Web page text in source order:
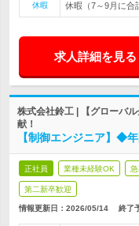
休暇
休暇（7～9月に合
求人詳細を見る
株式会社鈴工 | 【グローバ
献！
【制御エンジニア】◆
正社員 業種未経験OK
第二新卒歓迎
情報更新日：2026/05/14 終了